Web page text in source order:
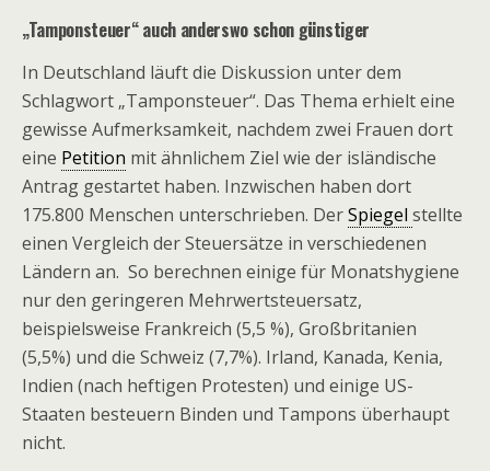
„Tamponsteuer“ auch anderswo schon günstiger
In Deutschland läuft die Diskussion unter dem
Schlagwort „Tamponsteuer“. Das Thema erhielt eine
gewisse Aufmerksamkeit, nachdem zwei Frauen dort
eine Petition mit ähnlichem Ziel wie der isländische
Antrag gestartet haben. Inzwischen haben dort
175.800 Menschen unterschrieben. DerSpiegel stellte
einen Vergleich der Steuersätze in verschiedenen
Ländern an. So berechnen einige für Monatshygiene
nur den geringeren Mehrwertsteuersatz,
beispielsweise Frankreich (5,5 %), Großbritanien
(5,5%) und die Schweiz (7,7%). Irland, Kanada, Kenia,
Indien (nach heftigen Protesten) und einige US-
Staaten besteuern Binden und Tampons überhaupt
nicht.